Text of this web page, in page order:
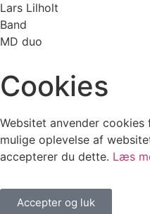
Lars Lilholt
Band
MD duo
Cookies
Websitet anvender
mulige oplevelse af
accepterer du dette. Læs
Accepter og luk